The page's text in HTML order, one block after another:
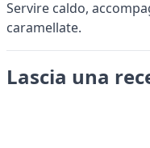
Servire caldo,
caramellate.
Lascia una